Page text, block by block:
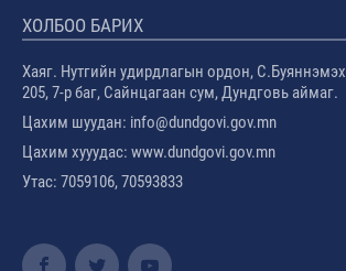
ХОЛБОО БАРИХ
Хаяг. Нутгийн удирдлагын ордон,
205, 7-р баг, Сайнцагаан сум, Дундговь аймаг.
Цахим шуудан: info@dundgovi.gov.mn
Цахим хууудас: www.dundgovi.gov.mn
Утас: 7059106, 70593833